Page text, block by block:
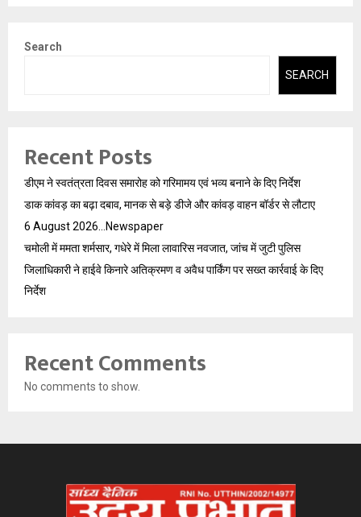
Search
SEARCH
Recent Posts
डीएम ने स्वतंत्रता दिवस समारोह को गरिमामय एवं भव्य बनाने के दिए निर्देश
डाक कांवड़ का बढ़ा दबाव, मानक से बड़े डीजे और कांवड़ वाहन बॉर्डर से लौटाए
6 August 2026…Newspaper
चमोली में ममता शर्मसार, गधेरे में मिला लावारिस नवजात, जांच में जुटी पुलिस
जिलाधिकारी ने हाईवे किनारे अतिक्रमण व अवैध पार्किंग पर सख्त कार्रवाई के दिए
निर्देश
Recent Comments
No comments to show.